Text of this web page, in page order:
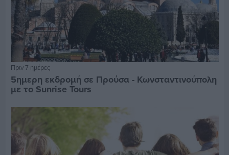
Πριν 7 ημέρες
5ημερη εκδρομή σε Προύσα - Κωνσταντινούπολη
με το Sunrise Tours